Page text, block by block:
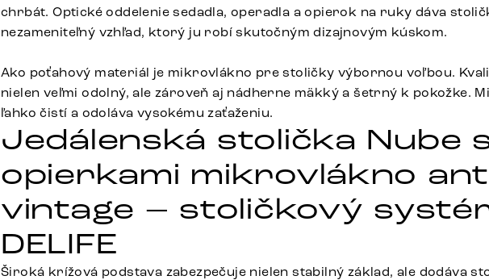
chrbát. Optické oddelenie sedadla, operadla a opierok na ruky dáva
nezameniteľný vzhľad, ktorý ju robí skutočným dizajnovým kúskom.
Ako poťahový materiál je mikrovlákno pre stoličky výbornou voľbou.
nielen veľmi odolný, ale zároveň aj nádherne mäkký a šetrný k pokožke.
ľahko čistí a odoláva vysokému zaťaženiu.
Jedálenská stolička Nube
opierkami mikrovlákno
vintage – stoličkový
DELIFE
Široká krížová podstava zabezpečuje nielen stabilný základ, ale dodáva